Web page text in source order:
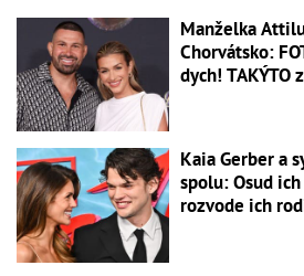
Manželka
Chorvátsko:
dych! TAKÝTO
Kaia Gerber a
spolu: Osud
rozvode ich